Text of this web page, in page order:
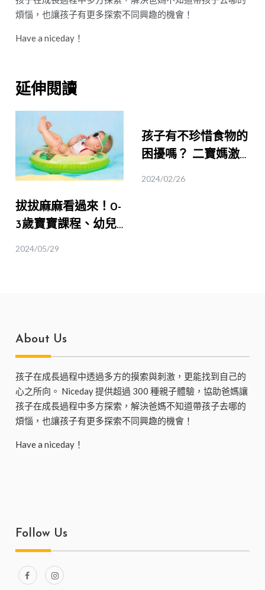
煩惱，也讓孩子有更多探索不同興趣的機會！
Have a niceday！
延伸閱讀
拔拔麻麻看過來！0-
3歲寶寶課程、幼兒
2024/05/29
孩子有不珍惜食物的
困擾嗎？ 二寶媽激
2024/02/26
About Us
孩子在成長過程中透過多方的摸索與刺激，更能找到自己的
心之所向。 Niceday 提供超過 300 種親子體驗，協助爸媽讓
孩子在成長過程中多方探索，解決爸媽不知道帶孩子去哪的
煩惱，也讓孩子有更多探索不同興趣的機會！
Have a niceday！
Follow Us